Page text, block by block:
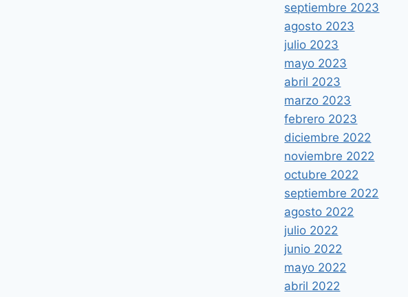
septiembre 2023
agosto 2023
julio 2023
mayo 2023
abril 2023
marzo 2023
febrero 2023
diciembre 2022
noviembre 2022
octubre 2022
septiembre 2022
agosto 2022
julio 2022
junio 2022
mayo 2022
abril 2022